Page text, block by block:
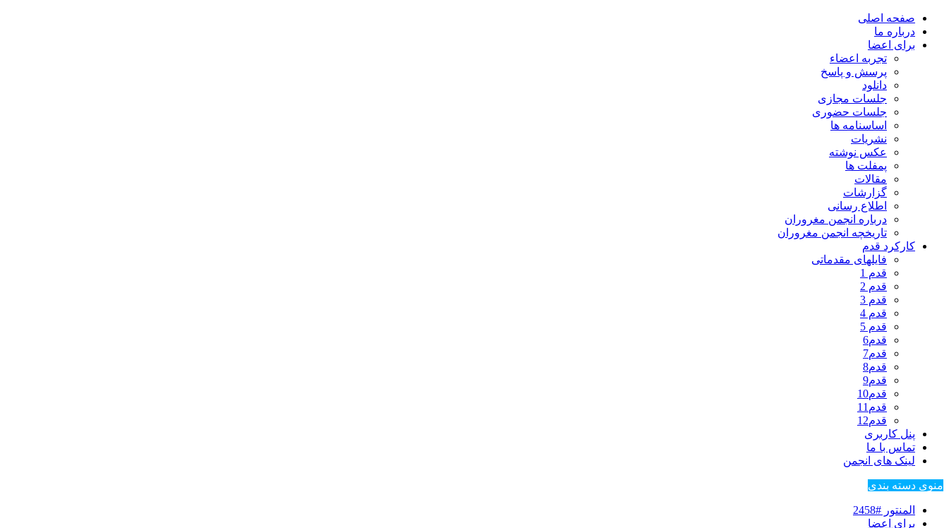
صفحه اصلی
درباره ما
برای اعضا
تجربه اعضاء
پرسش و پاسخ
دانلود
جلسات مجازی
جلسات حضوری
اساسنامه ها
نشریات
عکس نوشته
پمفلت ها
مقالات
گزارشات
اطلاع رسانی
درباره انجمن مغروران
تاریخچه انجمن مغروران
کارکرد قدم
فایلهای مقدماتی
قدم 1
قدم 2
قدم 3
قدم 4
قدم 5
قدم6
قدم7
قدم8
قدم9
قدم10
قدم11
قدم12
پنل کاربری
تماس با ما
لینک های انجمن
منوی دسته بندی
المنتور #2458
برای اعضا